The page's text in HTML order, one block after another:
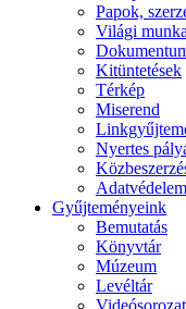
Papok,
Világi
Kitüntetések
Térkép
Miserend
Nyertes
Adatvédelem
Gyűjteményeink
Bemutatás
Könyvtár
Múzeum
Levéltár
Videósorozat